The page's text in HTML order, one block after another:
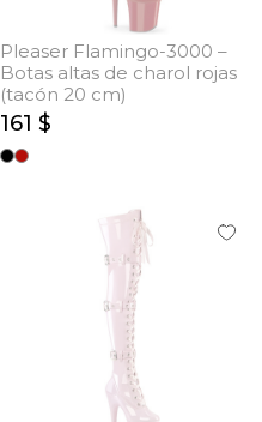
Pleaser Flamingo-3000 –
Botas altas de charol rojas
(tacón 20 cm)
161 $